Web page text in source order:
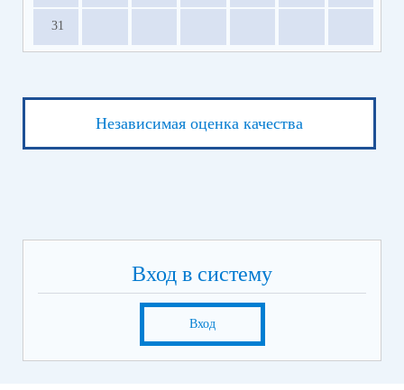
31
Независимая оценка качества
Вход в систему
Вход